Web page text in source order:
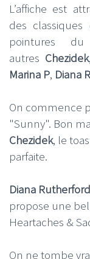
L’affiche est
des
pointures
autres Chezidek,
Marina P, Diana
On commence
"Sunny". Bon
Chezidek, le
parfaite.
Diana Rutherford
propose une
Heartaches &
On ne tombe